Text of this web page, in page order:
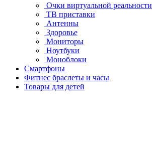
Очки виртуальной реальности
ТВ приставки
Антенны
Здоровье
Мониторы
Ноутбуки
Моноблоки
Смартфоны
Фитнес браслеты и часы
Товары для детей